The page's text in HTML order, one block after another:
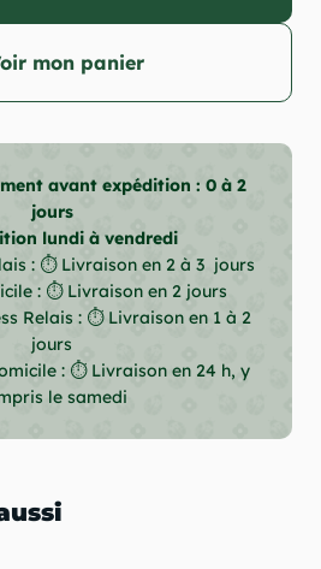
mon panier
avant expédition : 0 à 2
jours
lundi à vendredi
: ⏱ Livraison en 2 à 3 jours
: ⏱ Livraison en 2 jours
Relais : ⏱ Livraison en 1 à 2
jours
: ⏱ Livraison en 24 h, y
le samedi